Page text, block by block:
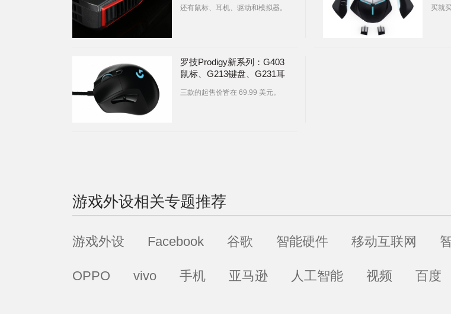
还有鼠标、耳机、驱动和模拟器。 买就
罗技Prodigy新系列：G403
鼠标、G213键盘、G231耳
三款的起售价皆在 69.99 美元。
游戏外设相关专题推荐
游戏外设 Facebook 谷歌 智能硬件 移动互联网
OPPO vivo 手机 亚马逊 人工智能 视频 百度